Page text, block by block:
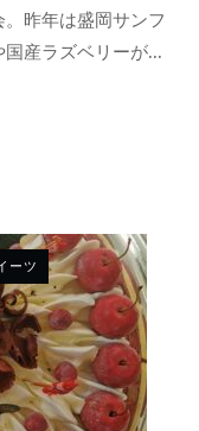
昨年は盛岡サンフ
産ラズベリーが...
ーツ